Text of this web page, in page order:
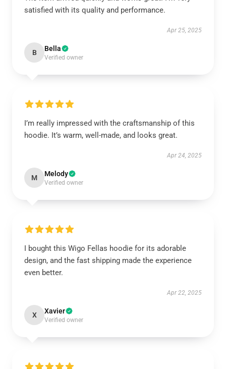
satisfied with its quality and performance.
Apr 25, 2025
B Bella
Verified owner
I’m really impressed with the craftsmanship of this
hoodie. It’s warm, well-made, and looks great.
Apr 24, 2025
M Melody
Verified owner
I bought this Wigo Fellas hoodie for its adorable
design, and the fast shipping made the experience
even better.
Apr 22, 2025
X Xavier
Verified owner